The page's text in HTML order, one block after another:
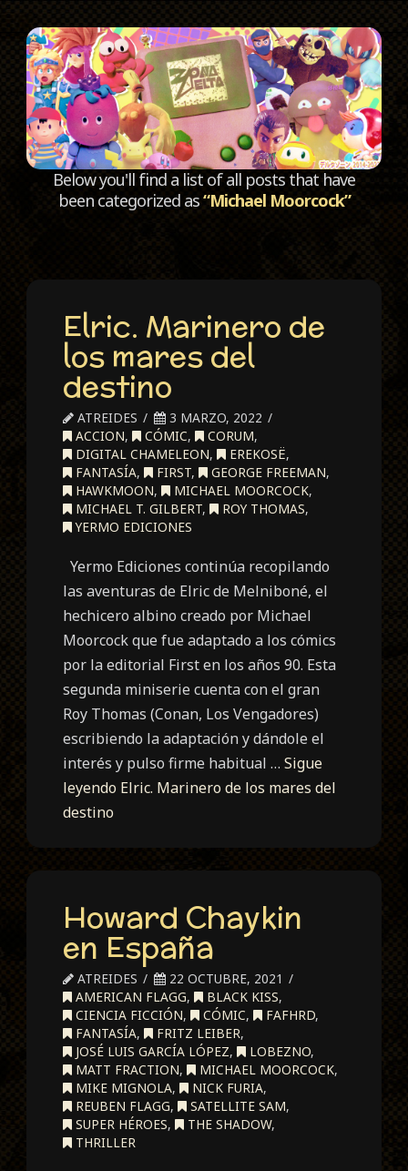
Below you'll find a list of all posts that have
been categorized as“Michael Moorcock”
Elric. Marinero de
los mares del
destino
ATREIDES
3 MARZO, 2022
ACCION, CÓMIC, CORUM,
DIGITAL CHAMELEON, EREKOSË,
FANTASÍA, FIRST, GEORGE FREEMAN,
HAWKMOON, MICHAEL MOORCOCK,
MICHAEL T. GILBERT, ROY THOMAS,
YERMO EDICIONES
Yermo Ediciones continúa recopilando
las aventuras de Elric de Melniboné, el
hechicero albino creado por Michael
Moorcock que fue adaptado a los cómics
por la editorial First en los años 90. Esta
segunda miniserie cuenta con el gran
Roy Thomas (Conan, Los Vengadores)
escribiendo la adaptación y dándole el
interés y pulso firme habitual …Sigue
leyendo Elric. Marinero de los mares del
destino
Howard Chaykin
en España
ATREIDES
22 OCTUBRE, 2021
AMERICAN FLAGG, BLACK KISS,
CIENCIA FICCIÓN, CÓMIC, FAFHRD,
FANTASÍA, FRITZ LEIBER,
JOSÉ LUIS GARCÍA LÓPEZ, LOBEZNO,
MATT FRACTION, MICHAEL MOORCOCK,
MIKE MIGNOLA, NICK FURIA,
REUBEN FLAGG, SATELLITE SAM,
SUPER HÉROES, THE SHADOW,
THRILLER